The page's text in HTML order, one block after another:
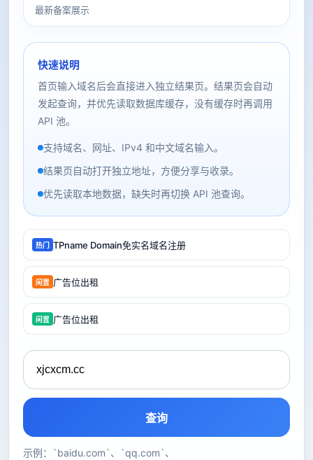
最新备案展示
快速说明
首页输入域名后会直接进入独立结果页。结果页会自动
发起查询，并优先读取数据库缓存，没有缓存时再调用
API 池。
支持域名、网址、IPv4 和中文域名输入。
结果页自动打开独立地址，方便分享与收录。
优先读取本地数据，缺失时再切换 API 池查询。
热门 TPname Domain免实名域名注册
闲置 广告位出租
闲置 广告位出租
查询
示例：`baidu.com`、`qq.com`、